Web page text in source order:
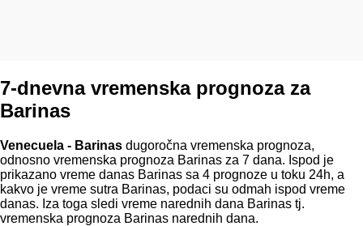
7-dnevna vremenska prognoza za
Barinas
Venecuela - Barinas dugoročna vremenska prognoza,
odnosno vremenska prognoza Barinas za 7 dana. Ispod je
prikazano vreme danas Barinas sa 4 prognoze u toku 24h, a
kakvo je vreme sutra Barinas, podaci su odmah ispod vreme
danas. Iza toga sledi vreme narednih dana Barinas tj.
vremenska prognoza Barinas narednih dana.